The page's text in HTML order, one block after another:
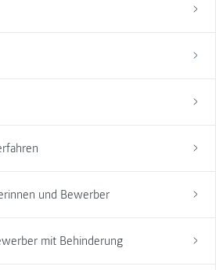
und Bewerber
mit Behinderung